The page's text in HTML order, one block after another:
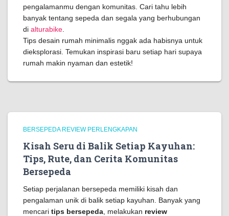
pengalamanmu dengan komunitas. Cari tahu lebih
banyak tentang sepeda dan segala yang berhubungan
di alturabike
Tips desain rumah minimalis nggak ada habisnya untuk
dieksplorasi. Temukan inspirasi baru setiap hari supaya
rumah makin nyaman dan estetik!
BERSEPEDA REVIEW PERLENGKAPAN
Kisah Seru di Balik Setiap Kayuhan:
Tips, Rute, dan Cerita Komunitas
Bersepeda
Setiap perjalanan bersepeda memiliki kisah dan
pengalaman unik di balik setiap kayuhan. Banyak yang
mencari tips bersepeda , melakukan review